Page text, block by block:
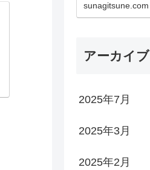
sunagitsune.com
アーカイブ
2025年7月
2025年3月
2025年2月